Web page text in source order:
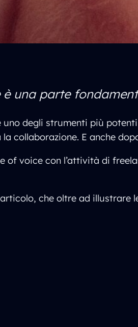
una parte
uno degli strumenti più
collaborazione. E anche
of voice con l’attività di
che oltre ad